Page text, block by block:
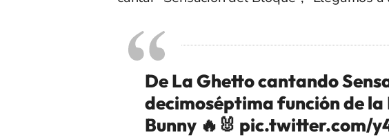
De La Ghetto cantando
decimoséptima función de la
Bunny 🔥🐰 pic.twitter.com/